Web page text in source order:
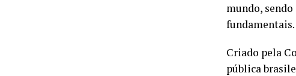
mundo,
fundamentais.
Criado pela
pública